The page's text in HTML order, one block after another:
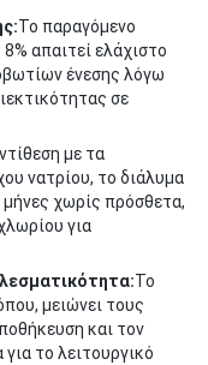
Το παραγόμενο
απαιτεί ελάχιστο
ένεσης λόγω
σε
με τα
νατρίου, το διάλυμα
χωρίς πρόσθετα,
για
Το
μειώνει τους
και τον
το λειτουργικό